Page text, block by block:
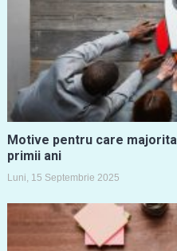
Motive pentru care
primii ani
Luni, 15 Septembrie 2025